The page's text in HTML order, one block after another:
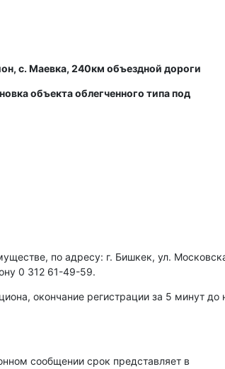
с. Маевка, 240км объездной дороги
объекта облегченного типа под
по адресу: г. Бишкек, ул.
0 312 61-49-59.
окончание регистрации за 5 минут до
сообщении срок представляет в